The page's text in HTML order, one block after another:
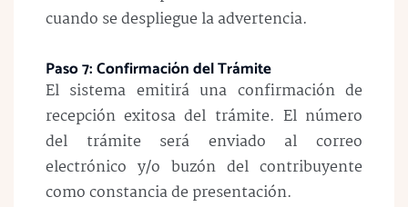
cuando se despliegue la advertencia.
Paso 7: Confirmación del Trámite
El sistema emitirá una confirmación de
recepción exitosa del trámite. El número
del trámite será enviado al correo
electrónico y/o buzón del contribuyente
como constancia de presentación.